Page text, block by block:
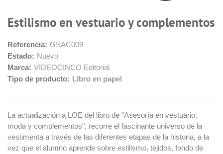
Estilismo en vestuario y complementos
Referencia: GSAC009
Estado: Nuevo
Marca: VIDEOCINCO Editorial
Tipo de producto: Libro en papel
La actualización a LOE del libro de "Asesoría en vestuario,
moda y complementos", recorre el fascinante universo de la
vestimenta a través de las diferentes etapas de la historia, a la
vez que el alumno aprende sobre estilismo, tejidos, fondo de